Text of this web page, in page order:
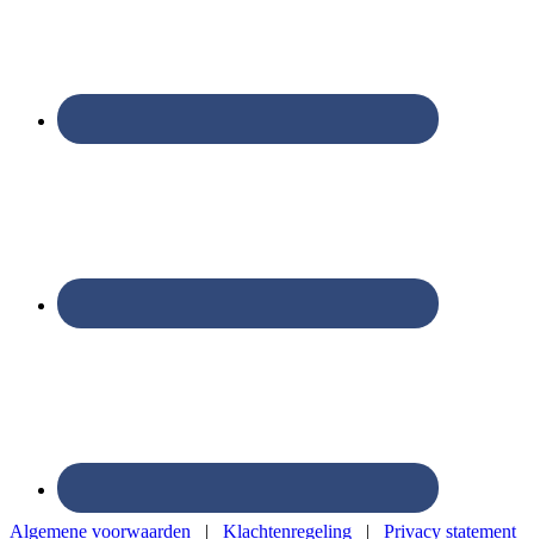
Algemene voorwaarden | Klachtenregeling | Privacy statement